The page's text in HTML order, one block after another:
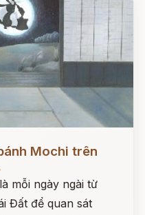
Mochi trên
mỗi ngày ngài từ
Đất để quan sát